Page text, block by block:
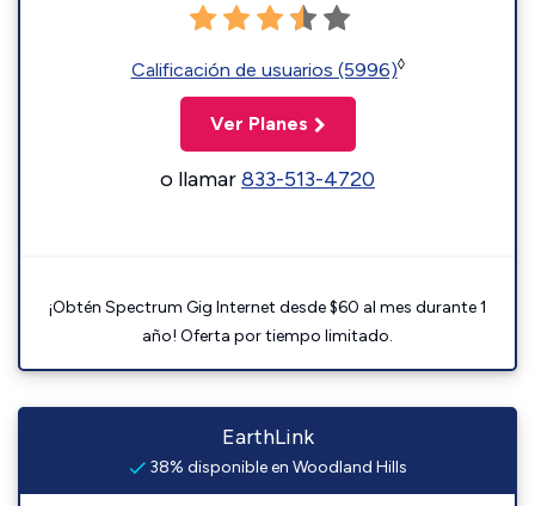
Calificación de usuarios (5996)◊
Ver Planes
o llamar833-513-4720
¡Obtén Spectrum Gig Internet desde $60 al mes durante 1
año! Oferta por tiempo limitado.
EarthLink
38% disponible en Woodland Hills